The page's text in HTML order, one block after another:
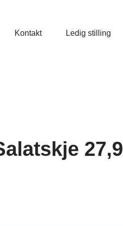
Kontakt
Ledig stilling
27,9